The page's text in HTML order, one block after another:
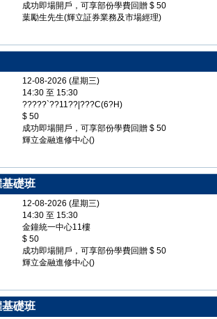
成功即場開戶，可享部份學費回贈 $ 50
葉勵生先生(輝立証券業務及市場經理)
12-08-2026 (星期三)
14:30 至 15:30
?????`??11??|???C(6?H)
$ 50
成功即場開戶，可享部份學費回贈 $ 50
輝立金融進修中心()
礎班
12-08-2026 (星期三)
14:30 至 15:30
金鐘統一中心11樓
$ 50
成功即場開戶，可享部份學費回贈 $ 50
輝立金融進修中心()
礎班